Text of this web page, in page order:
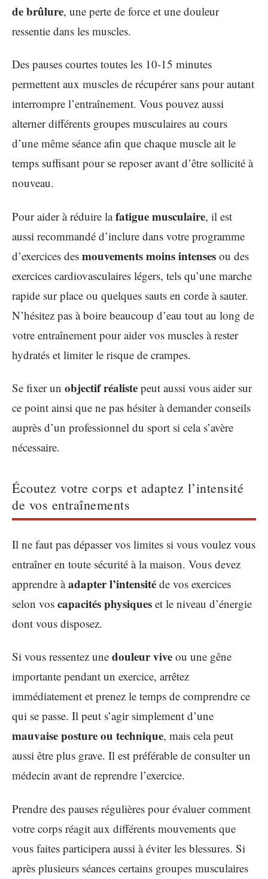
de brûlure, une perte de force et une douleur
ressentie dans les muscles.
Des pauses courtes toutes les 10-15 minutes
permettent aux muscles de récupérer sans pour autant
interrompre l’entraînement. Vous pouvez aussi
alterner différents groupes musculaires au cours
d’une même séance afin que chaque muscle ait le
temps suffisant pour se reposer avant d’être sollicité à
nouveau.
Pour aider à réduire lafatigue musculaire, il est
aussi recommandé d’inclure dans votre programme
d’exercices des mouvements moins intenses ou des
exercices cardiovasculaires légers, tels qu’une marche
rapide sur place ou quelques sauts en corde à sauter.
N’hésitez pas à boire beaucoup d’eau tout au long de
votre entraînement pour aider vos muscles à rester
hydratés et limiter le risque de crampes.
Se fixer un objectif réaliste peut aussi vous aider sur
ce point ainsi que ne pas hésiter à demander conseils
auprès d’un professionnel du sport si cela s’avère
nécessaire.
Écoutez votre corps et adaptez l’intensité
de vos entraînements
Il ne faut pas dépasser vos limites si vous voulez vous
entraîner en toute sécurité à la maison. Vous devez
apprendre àadapter l’intensité de vos exercices
selon vos capacités physiques et le niveau d’énergie
dont vous disposez.
Si vous ressentez une douleur vive ou une gêne
importante pendant un exercice, arrêtez
immédiatement et prenez le temps de comprendre ce
qui se passe. Il peut s’agir simplement d’une
mauvaise posture ou technique, mais cela peut
aussi être plus grave. Il est préférable de consulter un
médecin avant de reprendre l’exercice.
Prendre des pauses régulières pour évaluer comment
votre corps réagit aux différents mouvements que
vous faites participera aussi à éviter les blessures. Si
après plusieurs séances certains groupes musculaires